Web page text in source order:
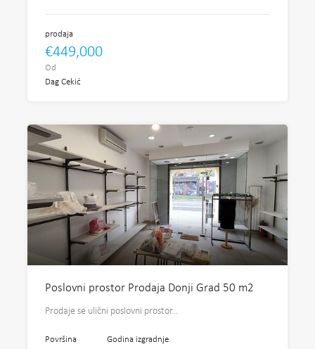
prodaja
€449,000
Od
Dag Cekić
Poslovni prostor Prodaja Donji Grad 50 m2
Prodaje se ulični poslovni prostor…
Površina Godina izgradnje